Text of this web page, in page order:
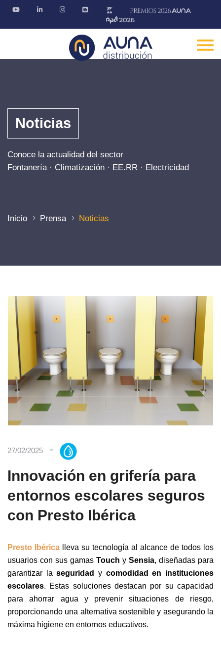
Noticias
Conoce la actualidad del sector
Fontanería · Climatización · EE.RR · Electricidad
Inicio Prensa Noticias
27/02/2025
Innovación en grifería para
entornos escolares seguros
con Presto Ibérica
Presto Ibérica
lleva su tecnología al alcance de todos los
usuarios con sus gamas Touch y Sensia, diseñadas para
garantizar laseguridad y comodidad en instituciones
escolares. Estas soluciones destacan por su capacidad
para ahorrar agua y prevenir situaciones de riesgo,
proporcionando una alternativa sostenible y asegurando la
máxima higiene en entornos educativos.